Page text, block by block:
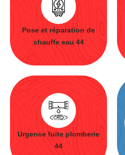
Pose et réparation de
chauffe eau 44
Urgence fuite plomberie
44